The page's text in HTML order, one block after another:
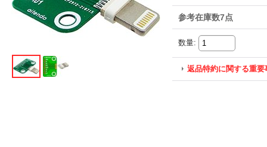
参考在庫数7点
数量:
返品特約に関する重要